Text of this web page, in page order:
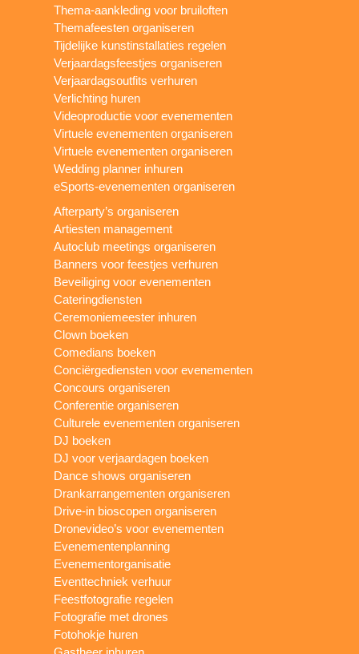
Thema-aankleding voor bruiloften
Themafeesten organiseren
Tijdelijke kunstinstallaties regelen
Verjaardagsfeestjes organiseren
Verjaardagsoutfits verhuren
Verlichting huren
Videoproductie voor evenementen
Virtuele evenementen organiseren
Virtuele evenementen organiseren
Wedding planner inhuren
eSports-evenementen organiseren
Afterparty’s organiseren
Artiesten management
Autoclub meetings organiseren
Banners voor feestjes verhuren
Beveiliging voor evenementen
Cateringdiensten
Ceremoniemeester inhuren
Clown boeken
Comedians boeken
Conciërgediensten voor evenementen
Concours organiseren
Conferentie organiseren
Culturele evenementen organiseren
DJ boeken
DJ voor verjaardagen boeken
Dance shows organiseren
Drankarrangementen organiseren
Drive-in bioscopen organiseren
Dronevideo’s voor evenementen
Evenementenplanning
Evenementorganisatie
Eventtechniek verhuur
Feestfotografie regelen
Fotografie met drones
Fotohokje huren